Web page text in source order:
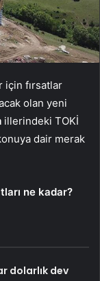
için fırsatlar
olan yeni
illerindeki TOKİ
dair merak
ne kadar?
dolarlık dev